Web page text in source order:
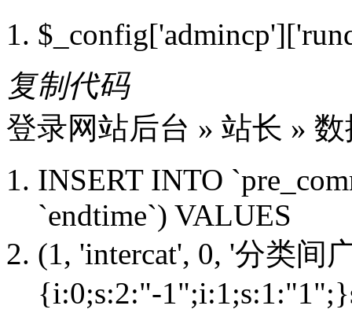
复制代码
登录网站后台 » 站长 » 数
INSERT INTO
`endtime`) VALUES
(1, 'intercat', 0, '分类间
{i:0;s:2:"-